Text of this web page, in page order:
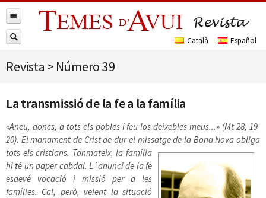
Revista > Número 39
La transmissió de la fe a la família
«Aneu, doncs, a tots els pobles i feu-los deixebles meus...» (Mt 28, 19-
20). El manament de Crist de dur el missatgede la Bona Nova obliga
tots els cristians. Tanmateix, la família
hi té un paper cabdal. L´anunci de la fe
esdevé vocació i missió per a les
famílies. Cal, però, veient la situació